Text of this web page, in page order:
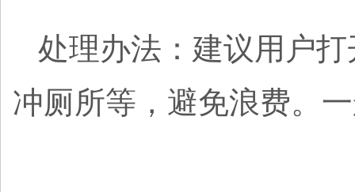
处理办法：建议用户
冲厕所等，避免浪费。